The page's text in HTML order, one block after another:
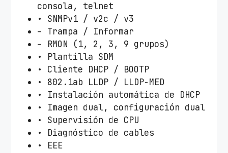
consola, telnet
• SNMPv1 / v2c / v3
– Trampa / Informar
– RMON (1, 2, 3, 9 grupos)
• Plantilla SDM
• Cliente DHCP / BOOTP
• 802.1ab LLDP / LLDP-MED
• Instalación automática de DHCP
• Imagen dual, configuración dual
• Supervisión de CPU
• Diagnóstico de cables
• EEE